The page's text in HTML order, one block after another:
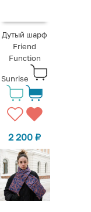
Дутый шарф
Friend
Function
Sunrise
2 200₽